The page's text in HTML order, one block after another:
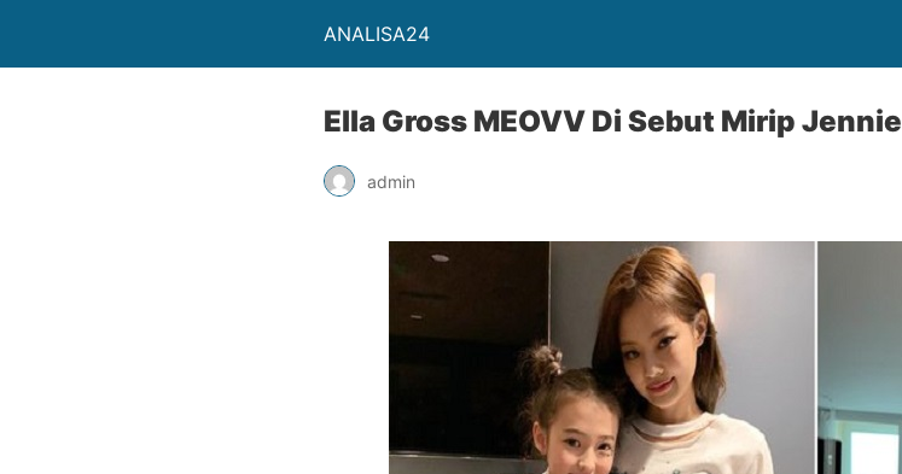
ANALISA24
Ella Gross MEOVV Di Sebut Mirip Jennie
admin